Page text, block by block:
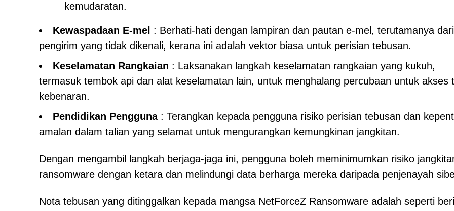
kemudaratan.
Kewaspadaan E-mel : Berhati-hati dengan lampiran dan pautan e-mel, terutamanya
pengirim yang tidak dikenali, kerana ini adalah vektor biasa untuk perisian tebusan.
Keselamatan Rangkaian : Laksanakan langkah keselamatan rangkaian yang kukuh,
termasuk tembok api dan alat keselamatan lain, untuk menghalang percubaan untuk akses
kebenaran.
Pendidikan Pengguna: Terangkan kepada pengguna risiko perisian tebusan dan
amalan dalam talian yang selamat untuk mengurangkan kemungkinan jangkitan.
Dengan mengambil langkah berjaga-jaga ini, pengguna boleh meminimumkan risiko
ransomware dengan ketara dan melindungi data berharga mereka daripada penjenayah
Nota tebusan yang ditinggalkan kepada mangsa NetForceZ Ransomware adalah seperti